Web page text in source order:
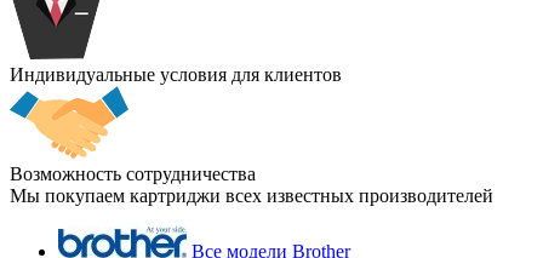
Индивидуальные условия для клиентов
Возможность сотрудничества
Мы покупаем картриджи всех известных производителей
Все модели Brother